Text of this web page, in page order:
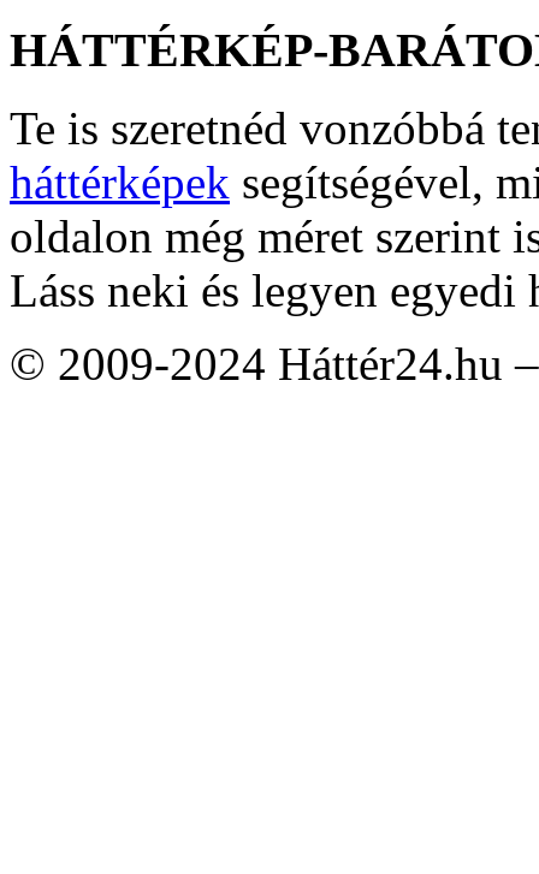
HÁTTÉRKÉP-
Te is szeretnéd vonzóbbá
háttérképek segítségével,
oldalon még méret szerint
Láss neki és legyen egyedi
© 2009-2024 Háttér24.hu